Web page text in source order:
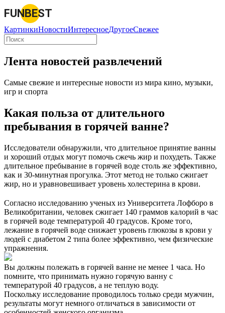
FUNBEST
КартинкиНовостиИнтересноеДругоеСвежее
Лента новостей развлечений
Самые свежие и интересные новости из мира кино, музыки,
игр и спорта
Какая польза от длительного
пребывания в горячей ванне?
Исследователи обнаружили, что длительное принятие ванны
и хороший отдых могут помочь сжечь жир и похудеть. Также
длительное пребывание в горячей воде столь же эффективно,
как и 30-минутная прогулка. Этот метод не только сжигает
жир, но и уравновешивает уровень холестерина в крови.
Согласно исследованию ученых из Университета Лофборо в
Великобритании, человек сжигает 140 граммов калорий в час
в горячей воде температурой 40 градусов. Кроме того,
лежание в горячей воде снижает уровень глюкозы в крови у
людей с диабетом 2 типа более эффективно, чем физические
упражнения.
Вы должны полежать в горячей ванне не менее 1 часа. Но
помните, что принимать нужно горячую ванну с
температурой 40 градусов, а не теплую воду.
Поскольку исследование проводилось только среди мужчин,
результаты могут немного отличаться в зависимости от